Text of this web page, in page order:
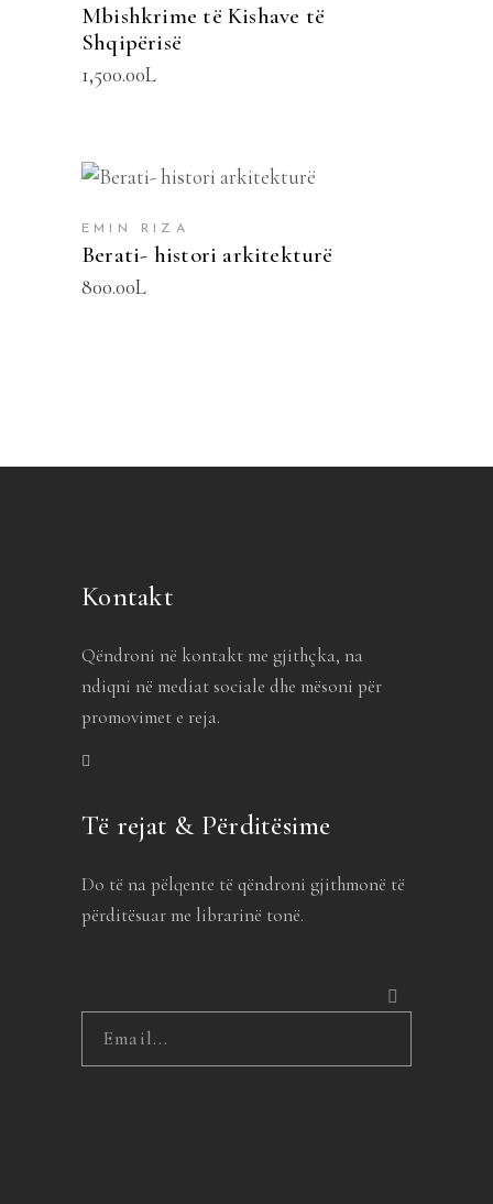
Mbishkrime të Kishave të
Shqipërisë
1,500.00L
EMIN RIZA
Berati- histori arkitekturë
800.00L
Kontakt
Qëndroni në kontakt me gjithçka, na
ndiqni në mediat sociale dhe mësoni për
promovimet e reja.
Të rejat & Përditësime
Do të na pëlqente të qëndroni gjithmonë të
përditësuar me librarinë tonë.